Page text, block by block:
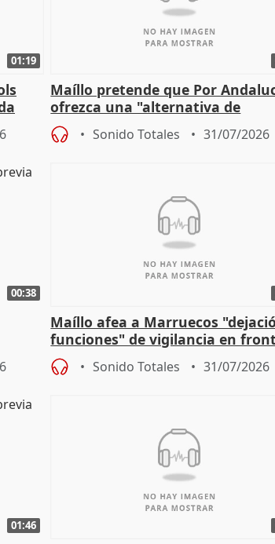
01:19
Maíllo pretende que Por
ofrezca una "alternativa de
gobierno" con su labor de
Sonido Totales 31/07/2026
00:38
Maíllo afea a Marruecos
funciones" de vigilancia en
con Ceuta
Sonido Totales 31/07/2026
01:46